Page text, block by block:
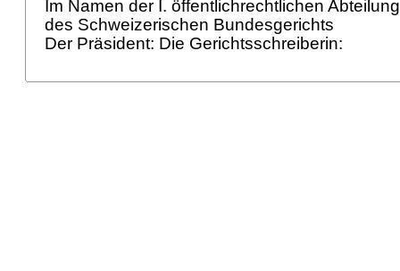
Im Namen der I. öffentlichrechtlichen
des Schweizerischen Bundesgerichts
Der Präsident: Die Gerichtsschreiberin: